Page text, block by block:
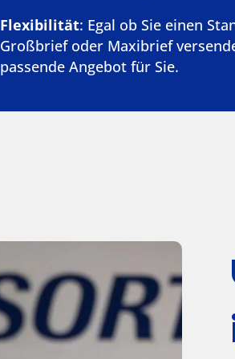
Flexibilität: Egal ob Sie einen
Großbrief oder Maxibrief
passende Angebot für Sie.